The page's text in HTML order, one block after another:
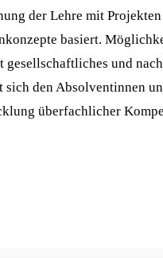
der Lehre mit
basiert.
gesellschaftliches und
sich den Absolventinnen
überfachlicher